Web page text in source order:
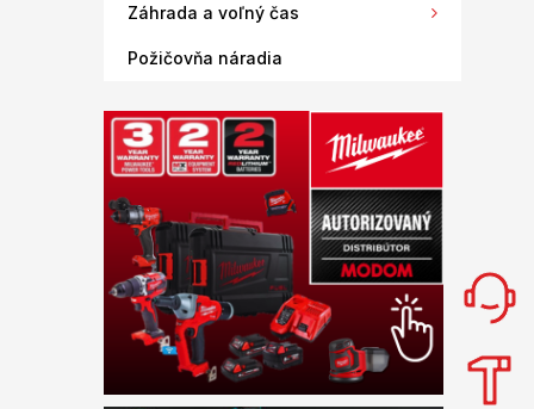
Záhrada a voľný čas
Požičovňa náradia